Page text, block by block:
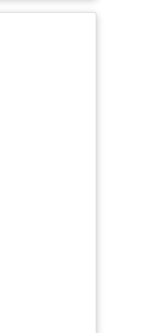
Occasion:
la
air, etc
tableau des
taille. Le
vives et une
ni repassage.